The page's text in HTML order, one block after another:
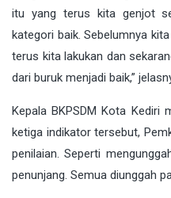
itu yang terus kita genjot
kategori baik. Sebelumnya
terus kita lakukan dan
dari buruk menjadi baik,”
Kepala BKPSDM Kota Kediri
ketiga indikator tersebut,
penilaian. Seperti
penunjang. Semua diunggah